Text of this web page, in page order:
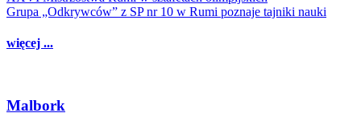
Grupa „Odkrywców” z SP nr 10 w Rumi poznaje tajniki nauki
więcej ...
Malbork